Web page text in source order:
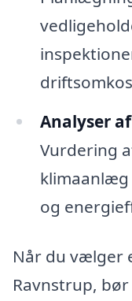
Analyser
Vurdering
og
Når du vælger
Ravnstrup,